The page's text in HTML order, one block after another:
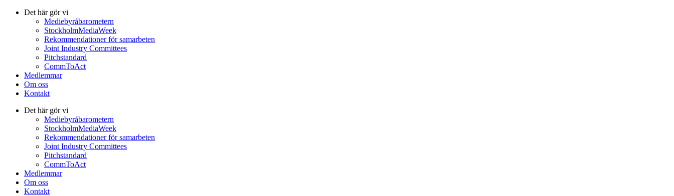
Det här gör vi
Mediebyråbarometern
StockholmMediaWeek
Rekommendationer för samarbeten
Joint Industry Committees
Pitchstandard
CommToAct
Medlemmar
Om oss
Kontakt
Det här gör vi
Mediebyråbarometern
StockholmMediaWeek
Rekommendationer för samarbeten
Joint Industry Committees
Pitchstandard
CommToAct
Medlemmar
Om oss
Kontakt